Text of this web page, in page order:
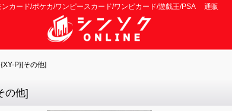
ンカード/ポケカ/ワンピースカード/ワンピカード/遊戯王/PSA 通販
P}[その他]
の他]